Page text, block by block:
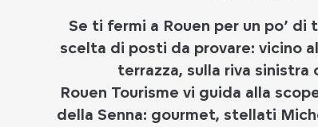
Se ti fermi a Rouen per un po’ di
scelta di posti da provare: vicino
terrazza, sulla riva
Rouen Tourisme vi guida alla
della Senna: gourmet, stellati